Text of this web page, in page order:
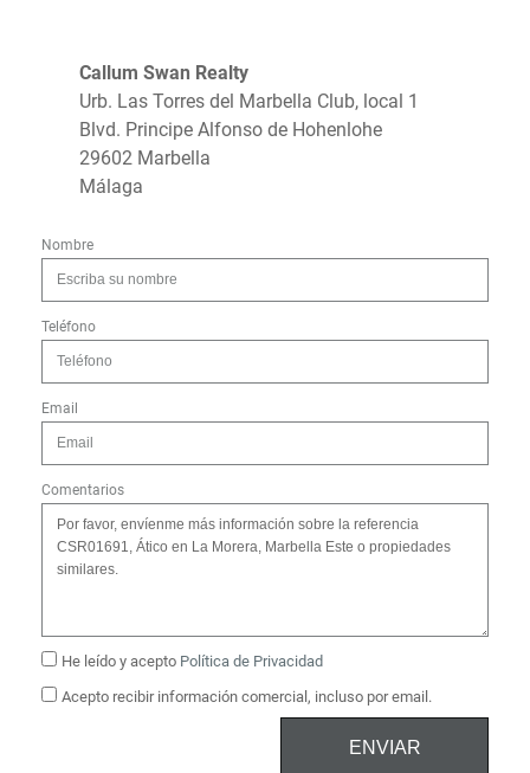
Callum Swan Realty
Urb. Las Torres del Marbella Club, local 1
Blvd. Principe Alfonso de Hohenlohe
29602 Marbella
Málaga
Nombre
Teléfono
Email
Comentarios
He leído y acepto Política de Privacidad
Acepto recibir información comercial, incluso por email.
ENVIAR